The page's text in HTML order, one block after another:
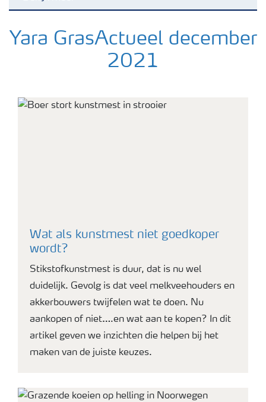
Nieuwsbrieven
Meststoffen
Webinars
Yara GrasActueel december
2021
Wat als kunstmest niet goedkoper
wordt?
Stikstofkunstmest is duur, dat is nu wel
duidelijk. Gevolg is dat veel melkveehouders en
akkerbouwers twijfelen wat te doen. Nu
aankopen of niet….en wat aan te kopen? In dit
artikel geven we inzichten die helpen bij het
maken van de juiste keuzes.